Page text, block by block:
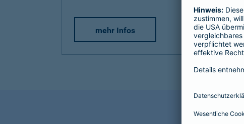
mehr Infos